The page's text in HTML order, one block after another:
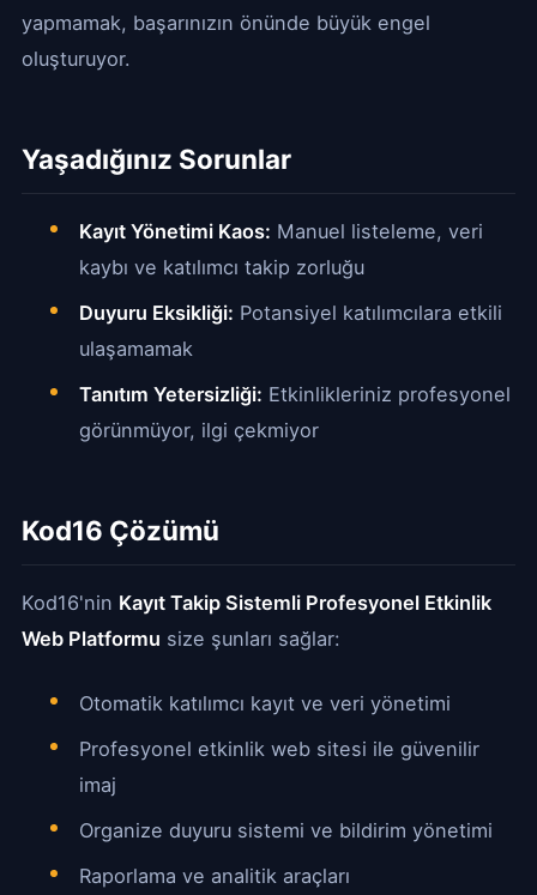
yapmamak, başarınızın önünde büyük engel
oluşturuyor.
Yaşadığınız Sorunlar
Kayıt Yönetimi Kaos: Manuel listeleme, veri
kaybı ve katılımcı takip zorluğu
Duyuru Eksikliği: Potansiyel katılımcılara etkili
ulaşamamak
Tanıtım Yetersizliği: Etkinlikleriniz profesyonel
görünmüyor, ilgi çekmiyor
Kod16 Çözümü
Kod16'nin Kayıt Takip Sistemli Profesyonel Etkinlik
Web Platformu size şunları sağlar:
Otomatik katılımcı kayıt ve veri yönetimi
Profesyonel etkinlik web sitesi ile güvenilir
imaj
Organize duyuru sistemi ve bildirim yönetimi
Raporlama ve analitik araçları